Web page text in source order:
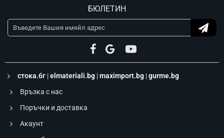
БЮЛЕТИН
стока.бг |elmateriali.bg |maximport.bg |gurme.bg
Връзка с нас
Поръчки и доставка
Акаунт